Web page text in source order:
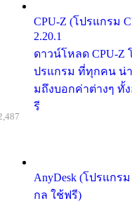
CPU-Z (โปรแกรม
2.20.1
ดาวน์โหลด CPU-Z
ปรแกรม ที่ทุกคน น่า
มถึงบอกค่าต่างๆ ทั้
รี
AnyDesk (โปรแกร
กล ใช้ฟรี)